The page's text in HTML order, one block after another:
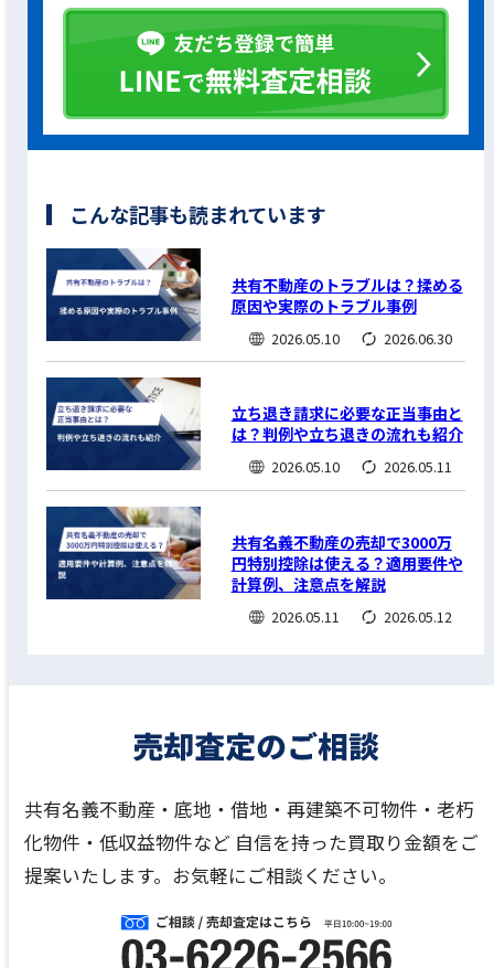
こんな記事も読まれています
共有不動産のトラブルは？揉める
原因や実際のトラブル事例
2026.05.10 2026.06.30
立ち退き請求に必要な正当事由と
は？判例や立ち退きの流れも紹介
2026.05.10 2026.05.11
共有名義不動産の売却で3000万
円特別控除は使える？適用要件や
計算例、注意点を解説
2026.05.11 2026.05.12
共有名義不動産・底地・借地・再建築不可物件・老朽
化物件・低収益物件など 自信を持った買取り金額をご
提案いたします。お気軽にご相談ください。